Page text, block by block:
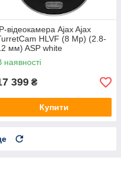
відеокамера Ajax Ajax
HLVF (8 Mp) (2.8-
мм) ASP white
наявності
399 ₴
Купити